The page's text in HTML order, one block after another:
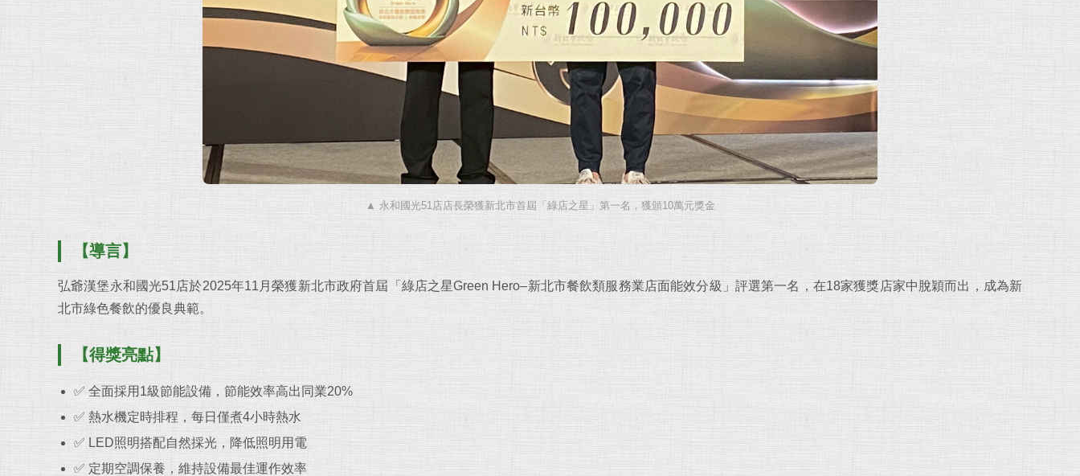
▲ 永和國光51店店長榮獲新北市首屆「綠店之星」第一名，獲頒10萬元獎金
【導言】
弘爺漢堡永和國光51店於2025年11月榮獲新北市政府首屆「綠店之星Green Hero–新北市餐飲類服務業店面能效分級」評選第一名，在18家獲獎店家中脫穎而出，成為新
北市綠色餐飲的優良典範。
【得獎亮點】
✅ 全面採用1級節能設備，節能效率高出同業20%
✅ 熱水機定時排程，每日僅煮4小時熱水
✅ LED照明搭配自然採光，降低照明用電
✅ 定期空調保養，維持設備最佳運作效率